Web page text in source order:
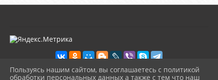
Пользуясь нашим сайтом, вы соглашаетесь с политикой
обработки персональных данных а также с тем что наш